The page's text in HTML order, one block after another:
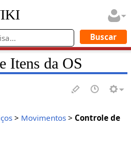
Itens da OS
> Movimentos> Controle de